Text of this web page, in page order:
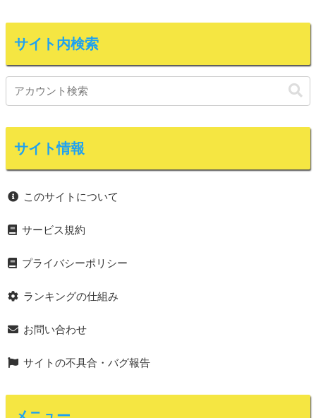
サイト内検索
サイト情報
このサイトについて
サービス規約
プライバシーポリシー
ランキングの仕組み
お問い合わせ
サイトの不具合・バグ報告